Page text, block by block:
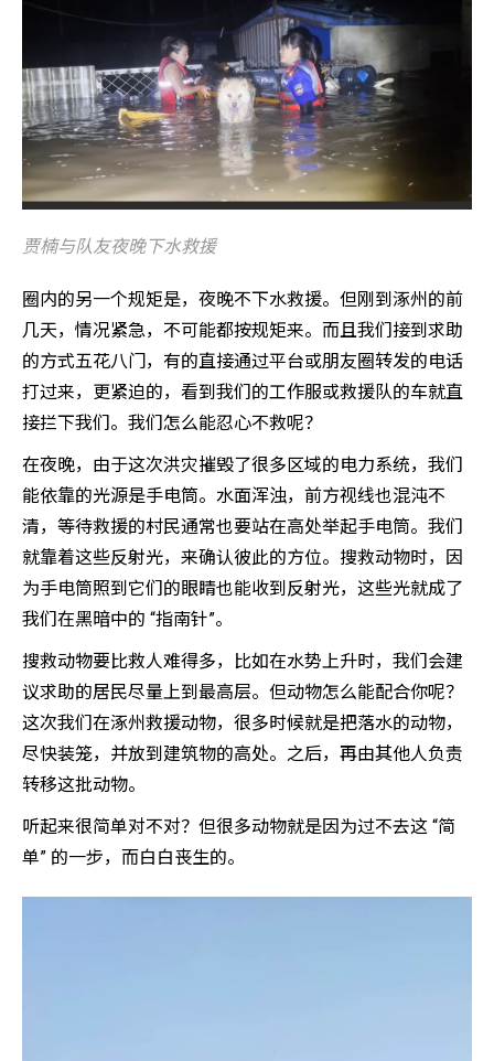
贾楠与队友夜晚下水救援
圈内的另一个规矩是，夜晚不下水救援。但刚到涿州的前
几天，情况紧急，不可能都按规矩来。而且我们接到求助
的方式五花八门，有的直接通过平台或朋友圈转发的电话
打过来，更紧迫的，看到我们的工作服或救援队的车就直
接拦下我们。我们怎么能忍心不救呢？
在夜晚，由于这次洪灾摧毁了很多区域的电力系统，我们
能依靠的光源是手电筒。水面浑浊，前方视线也混沌不
清，等待救援的村民通常也要站在高处举起手电筒。我们
就靠着这些反射光，来确认彼此的方位。搜救动物时，因
为手电筒照到它们的眼睛也能收到反射光，这些光就成了
我们在黑暗中的 “指南针”。
搜救动物要比救人难得多，比如在水势上升时，我们会建
议求助的居民尽量上到最高层。但动物怎么能配合你呢？
这次我们在涿州救援动物，很多时候就是把落水的动物，
尽快装笼，并放到建筑物的高处。之后，再由其他人负责
转移这批动物。
听起来很简单对不对？但很多动物就是因为过不去这 “简
单” 的一步，而白白丧生的。